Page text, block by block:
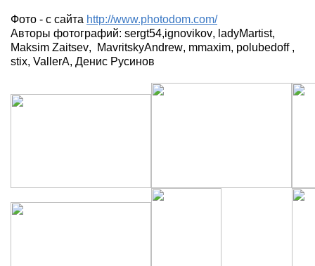
Фото - с сайта http://www.photodom.com/
Авторы фотографий: sergt54,ignovikov, ladyMartist,
Maksim Zaitsev, MavritskyAndrew, mmaxim, polubedoff,
stix, VallerA, Денис Русинов